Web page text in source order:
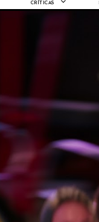
CRÍTICAS